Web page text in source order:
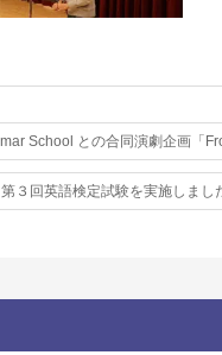
第３回英語検定試験を実施しまし